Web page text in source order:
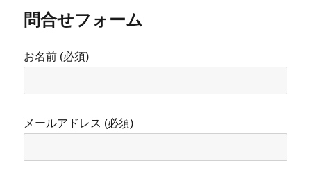
問合せフォーム
お名前 (必須)
メールアドレス (必須)